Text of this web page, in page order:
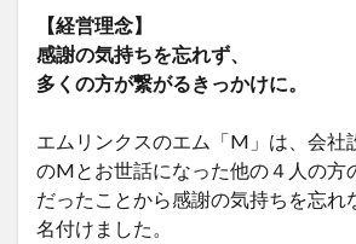
【経営理念】
感謝の気持ちを忘れず、
多くの方が繋がるきっかけに。
エムリンクスのエム「M」は、会社
のMとお世話になった他の４人の方
だったことから感謝の気持ちを忘れ
名付けました。